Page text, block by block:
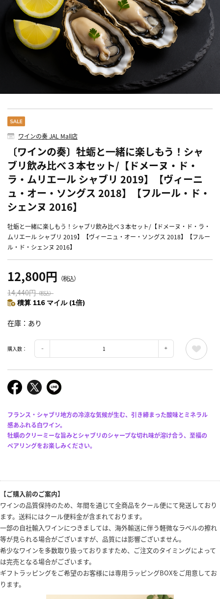
ワインの奏 JAL Mall店
〔ワインの奏〕牡蛎と一緒に楽しもう！シャ
ブリ飲み比べ３本セット/【ドメーヌ・ド・
ラ・ムリエール シャブリ 2019】【ヴィーニ
ュ・オー・ソングス 2018】【フルール・ド・
シェンヌ 2016】
牡蛎と一緒に楽しもう！シャブリ飲み比べ３本セット/【ドメーヌ・ド・ラ・
ムリエール シャブリ 2019】【ヴィーニュ・オー・ソングス 2018】【フルー
ル・ド・シェンヌ 2016】
12,800円 （税込）
14,440円（税込）
積算 116 マイル (1倍)
在庫 あり
購入数：
フランス・シャブリ地方の冷涼な気候が生む、引き締まった酸味とミネラル
感あふれる白ワイン。
牡蠣のクリーミーな旨みとシャブリのシャープな切れ味が溶け合う、至福の
ペアリングをお楽しみください。
【ご購入前のご案内】
ワインの品質保持のため、年間を通じて全商品をクール便にて発送しており
ます。送料にはクール便料金が含まれております。
一部の自社輸入ワインにつきましては、海外輸送に伴う軽微なラベルの擦れ
等が見られる場合がございますが、品質には影響ございません。
希少なワインを多数取り扱っておりますため、ご注文のタイミングによって
は完売となる場合がございます。
ギフトラッピングをご希望のお客様には専用ラッピングBOXをご用意してお
ります。